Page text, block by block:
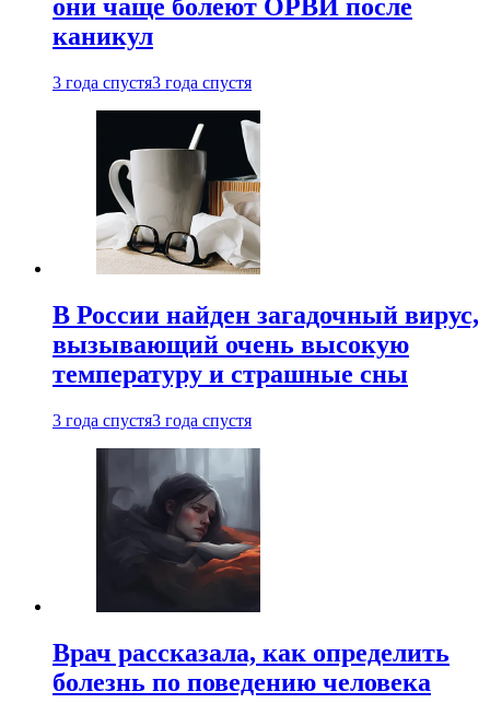
они чаще болеют ОРВИ после
каникул
3 года спустя3 года спустя
В России найден загадочный вирус,
вызывающий очень высокую
температуру и страшные сны
3 года спустя3 года спустя
Врач рассказала, как определить
болезнь по поведению человека